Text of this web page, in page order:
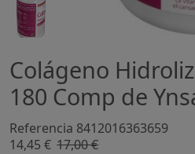
Colágeno
180 Comp de
Referencia 8412016363659
14,45 € 17,00 €